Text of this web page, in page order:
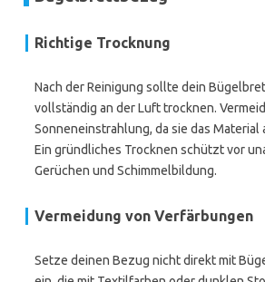
Richtige Trocknung
Nach der Reinigung sollte dein
vollständig an der Luft trocknen.
Sonneneinstrahlung, da sie das Material
Ein gründliches Trocknen schützt vor
Gerüchen und Schimmelbildung.
Vermeidung von Verfärbungen
Setze deinen Bezug nicht direkt mit